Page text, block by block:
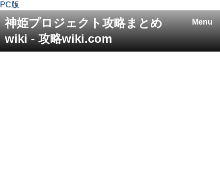
PC版
Menu
神姫プロジェクト攻略まとめ
wiki - 攻略wiki.com